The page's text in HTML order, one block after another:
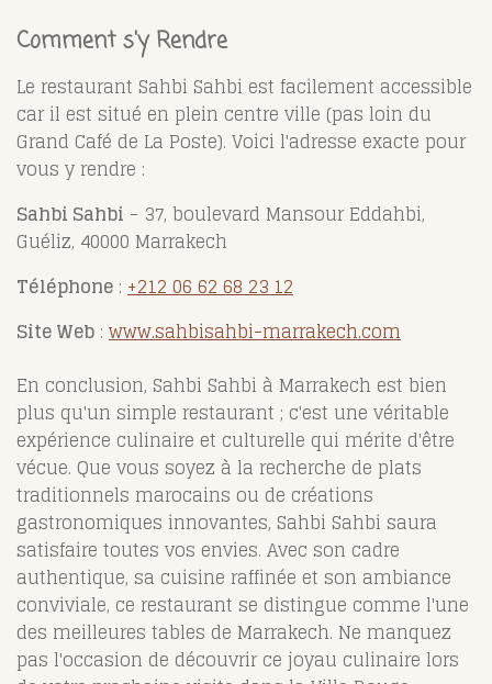
Comment s'y Rendre
Le restaurant Sahbi Sahbi est facilement accessible
car il est situé en plein centre ville (pas loin du
Grand Café de La Poste). Voici l'adresse exacte pour
vous y rendre :
Sahbi Sahbi - 37, boulevard Mansour Eddahbi,
Guéliz, 40000 Marrakech
Téléphone : +212 06 62 68 23 12
Site Web : www.sahbisahbi-marrakech.com
En conclusion, Sahbi Sahbi à Marrakech est bien
plus qu'un simple restaurant ; c'est une véritable
expérience culinaire et culturelle qui mérite d'être
vécue. Que vous soyez à la recherche de plats
traditionnels marocains ou de créations
gastronomiques innovantes, Sahbi Sahbi saura
satisfaire toutes vos envies. Avec son cadre
authentique, sa cuisine raffinée et son ambiance
conviviale, ce restaurant se distingue comme l'une
des meilleures tables de Marrakech. Ne manquez
pas l'occasion de découvrir ce joyau culinaire lors